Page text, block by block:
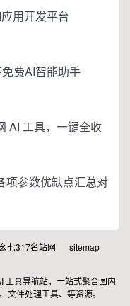
用开发平台
费AI智能助手
AI 工具，一键全收
项参数优缺点汇总对
七317名站网
sitemap
工具导航站，一站式聚合国内
文件处理工具、等资源。